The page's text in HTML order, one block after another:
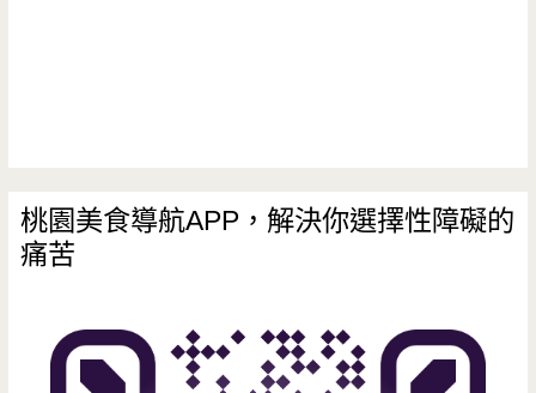
桃園美食導航APP，解決你選擇性障礙的
痛苦